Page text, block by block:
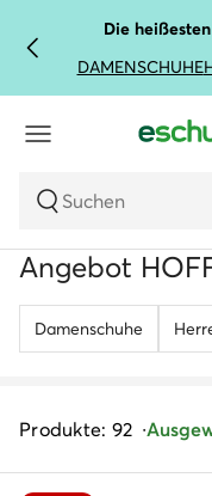
Die
DAMENSCHUHE
Suchen
Angebot
Damenschuhe
Produkte: 92